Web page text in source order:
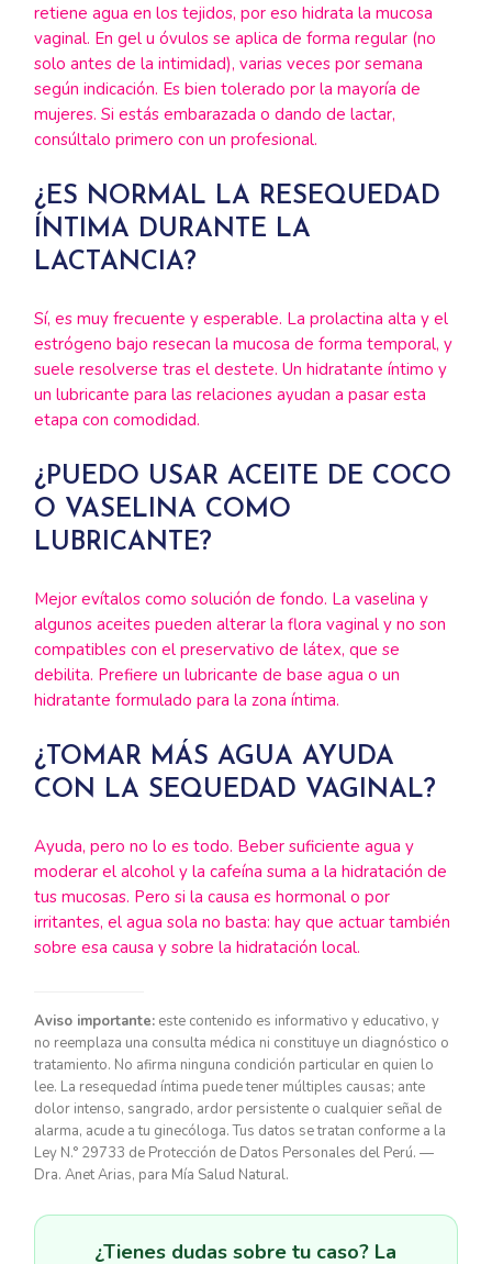
retiene agua en los tejidos, por eso hidrata la mucosa
vaginal. En gel u óvulos se aplica de forma regular (no
solo antes de la intimidad), varias veces por semana
según indicación. Es bien tolerado por la mayoría de
mujeres. Si estás embarazada o dando de lactar,
consúltalo primero con un profesional.
¿ES NORMAL LA RESEQUEDAD
ÍNTIMA DURANTE LA
LACTANCIA?
Sí, es muy frecuente y esperable. La prolactina alta y el
estrógeno bajo resecan la mucosa de forma temporal, y
suele resolverse tras el destete. Un hidratante íntimo y
un lubricante para las relaciones ayudan a pasar esta
etapa con comodidad.
¿PUEDO USAR ACEITE DE COCO
O VASELINA COMO
LUBRICANTE?
Mejor evítalos como solución de fondo. La vaselina y
algunos aceites pueden alterar la flora vaginal y no son
compatibles con el preservativo de látex, que se
debilita. Prefiere un lubricante de base agua o un
hidratante formulado para la zona íntima.
¿TOMAR MÁS AGUA AYUDA
CON LA SEQUEDAD VAGINAL?
Ayuda, pero no lo es todo. Beber suficiente agua y
moderar el alcohol y la cafeína suma a la hidratación de
tus mucosas. Pero si la causa es hormonal o por
irritantes, el agua sola no basta: hay que actuar también
sobre esa causa y sobre la hidratación local.
Aviso importante: este contenido es informativo y educativo, y
no reemplaza una consulta médica ni constituye un diagnóstico o
tratamiento. No afirma ninguna condición particular en quien lo
lee. La resequedad íntima puede tener múltiples causas; ante
dolor intenso, sangrado, ardor persistente o cualquier señal de
alarma, acude a tu ginecóloga. Tus datos se tratan conforme a la
Ley N.° 29733 de Protección de Datos Personales del Perú. —
Dra. Anet Arias, para Mía Salud Natural.
¿Tienes dudas sobre tu caso? La